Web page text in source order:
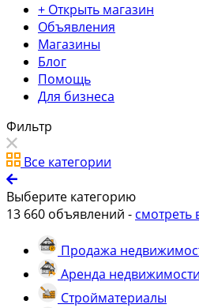
+ Открыть магазин
Объявления
Магазины
Блог
Помощь
Для бизнеса
Фильтр
Все категории
Выберите категорию
13 660 объявлений - смотреть
Продажа
Аренда недвижимости
Стройматериалы